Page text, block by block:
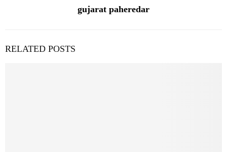
gujarat paheredar
RELATED POSTS